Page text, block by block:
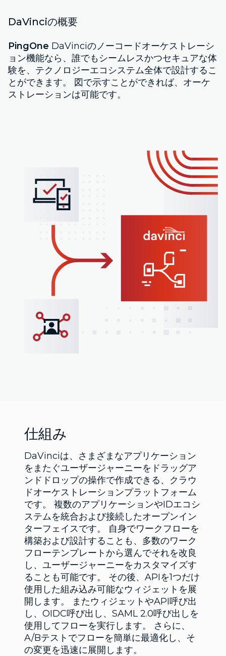
DaVinciの概要
PingOne DaVinciのノーコードオーケストレーシ
ョン機能なら、誰でもシームレスかつセキュアな体
験を、テクノロジーエコシステム全体で設計するこ
とができます。 図で示すことができれば、オーケ
ストレーションは可能です。
仕組み
DaVinciは、さまざまなアプリケーション
をまたぐユーザージャーニーをドラッグア
ンドドロップの操作で作成できる、クラウ
ドオーケストレーションプラットフォーム
です。 複数のアプリケーションやIDエコシ
ステムを統合および接続したオープンイン
ターフェイスです。 自身でワークフローを
構築および設計することも、多数のワーク
フローテンプレートから選んでそれを改良
し、ユーザージャーニーをカスタマイズす
ることも可能です。 その後、APIを1つだけ
使用した組み込み可能なウィジェットを展
開します。 またウィジェットやAPI呼び出
し、OIDC呼び出し、SAML 2.0呼び出しを
使用してフローを実行します。 さらに、
A/Bテストでフローを簡単に最適化し、そ
の変更を迅速に展開します。